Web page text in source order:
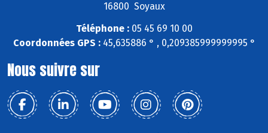
16800 Soyaux
Téléphone :05 45 69 10 00
Coordonnées GPS :45,635886 ° , 0,209385999999995 °
Nous suivre sur